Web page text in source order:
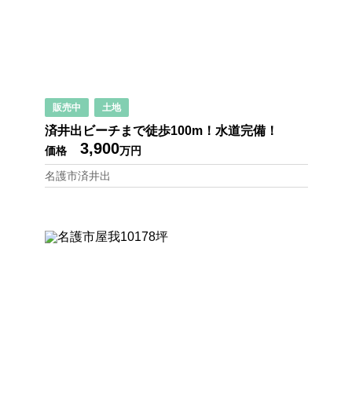
販売中 土地
済井出ビーチまで徒歩100m！水道完備！
価格 3,900万円
名護市済井出